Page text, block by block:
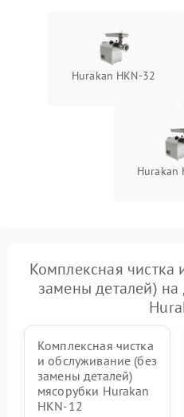
Hurakan HKN‑32
Hurakan
Комплексная чистка
замены деталей) на
Комплексная чистка
и обслуживание (без
замены деталей)
мясорубки Hurakan
HKN‑12